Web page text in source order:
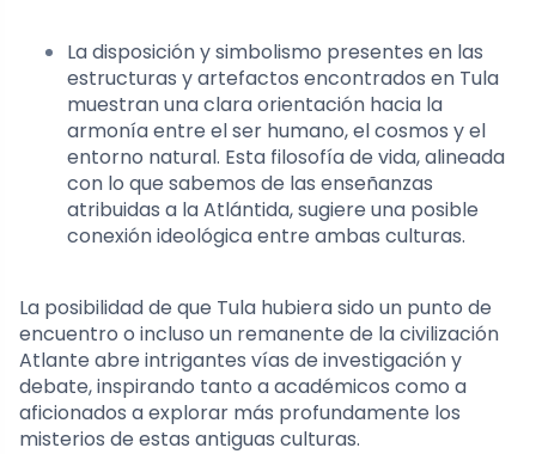
La disposición y simbolismo presentes en las
estructuras y artefactos encontrados en Tula
muestran una clara orientación hacia la
armonía entre el ser humano, el cosmos y el
entorno natural. Esta filosofía de vida, alineada
con lo que sabemos de las enseñanzas
atribuidas a la Atlántida, sugiere una posible
conexión ideológica entre ambas culturas.
La posibilidad de que Tula hubiera sido un punto de
encuentro o incluso un remanente de la civilización
Atlante abre intrigantes vías de investigación y
debate, inspirando tanto a académicos como a
aficionados a explorar más profundamente los
misterios de estas antiguas culturas.